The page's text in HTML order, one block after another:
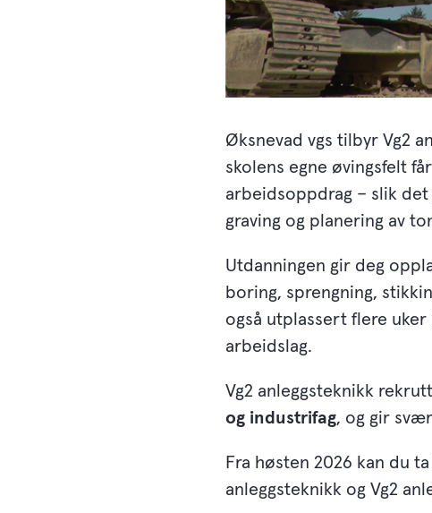
Øksnevad vgs tilbyr Vg2
skolens egne øvingsfelt
arbeidsoppdrag – slik
graving og planering av
Utdanningen gir deg
boring, sprengning,
også utplassert flere
arbeidslag.
Vg2 anleggsteknikk
og industrifag, og gir
Fra høsten 2026 kan du
anleggsteknikk og Vg2